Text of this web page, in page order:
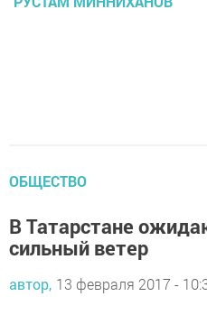
ОБЩЕСТВО
В Татарстане
сильный ветер
автор, 13 февраля 2017 -